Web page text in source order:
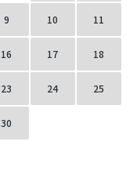
9 10 11
16 17 18
23 24 25
30